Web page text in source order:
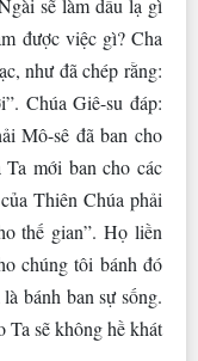
sẽ làm dấu lạ gì
được việc gì? Cha
như đã chép rằng:
Chúa Giê-su đáp:
Mô-sê đã ban cho
mới ban cho các
Thiên Chúa phải
thế gian”. Họ liền
chúng tôi bánh đó
bánh ban sự sống.
Ta sẽ không hề khát